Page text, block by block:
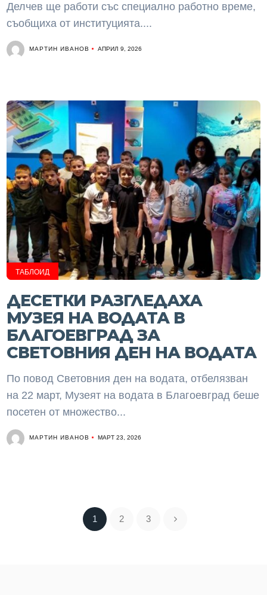
Делчев ще работи със специално работно време,
съобщиха от институцията....
МАРТИН ИВАНОВ АПРИЛ 9, 2026
ТАБЛОИД
ДЕСЕТКИ РАЗГЛЕДАХА
МУЗЕЯ НА ВОДАТА В
БЛАГОЕВГРАД ЗА
СВЕТОВНИЯ ДЕН НА ВОДАТА
По повод Световния ден на водата, отбелязван
на 22 март, Музеят на водата в Благоевград беше
посетен от множество...
МАРТИН ИВАНОВ МАРТ 23, 2026
1 2 3